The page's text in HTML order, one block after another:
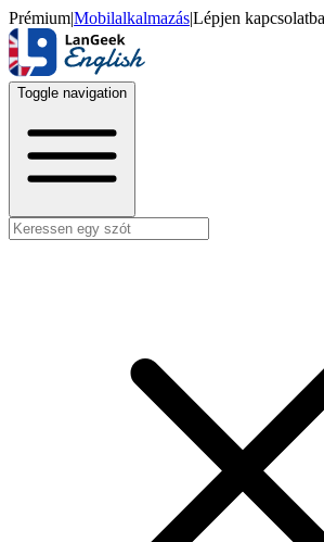
Prémium|Mobilalkalmazás|Lépjen
Toggle navigation